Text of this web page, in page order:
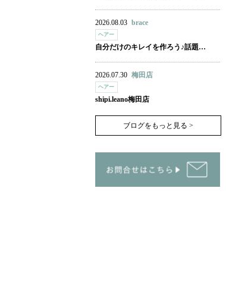
2026.08.03 brace
ヘアー
自分だけのキレイを作ろう♪話題…
2026.07.30 梅田店
ヘアー
shipi.leano梅田店
ブログをもっと見る >